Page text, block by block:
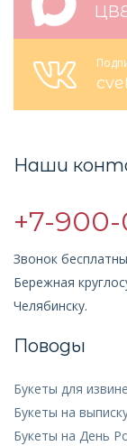
Наши
+7-
Звонок
Бережная
Челябинску.
Поводы
Букеты для
Букеты на
Букеты на День